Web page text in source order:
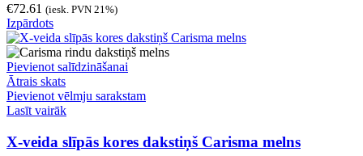
€72.61 (iesk. PVN 21%)
Izpārdots
Pievienot salīdzināšanai
Ātrais skats
Pievienot vēlmju sarakstam
Lasīt vairāk
X-veida slīpās kores dakstiņš Carisma melns